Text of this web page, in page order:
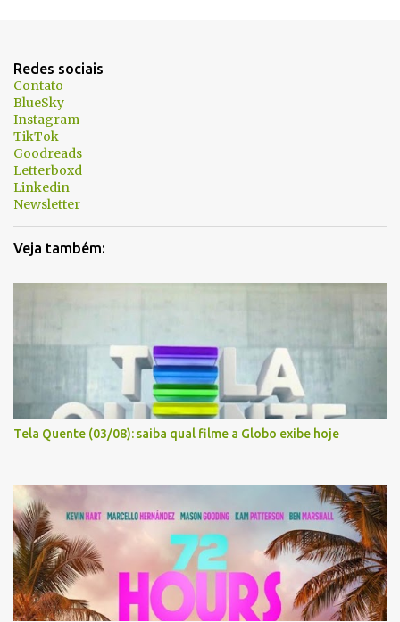
á
r
i
o
s
Redes sociais
Contato
BlueSky
Instagram
TikTok
Goodreads
Letterboxd
Linkedin
Newsletter
Veja também:
Tela Quente (03/08): saiba qual filme a Globo exibe hoje